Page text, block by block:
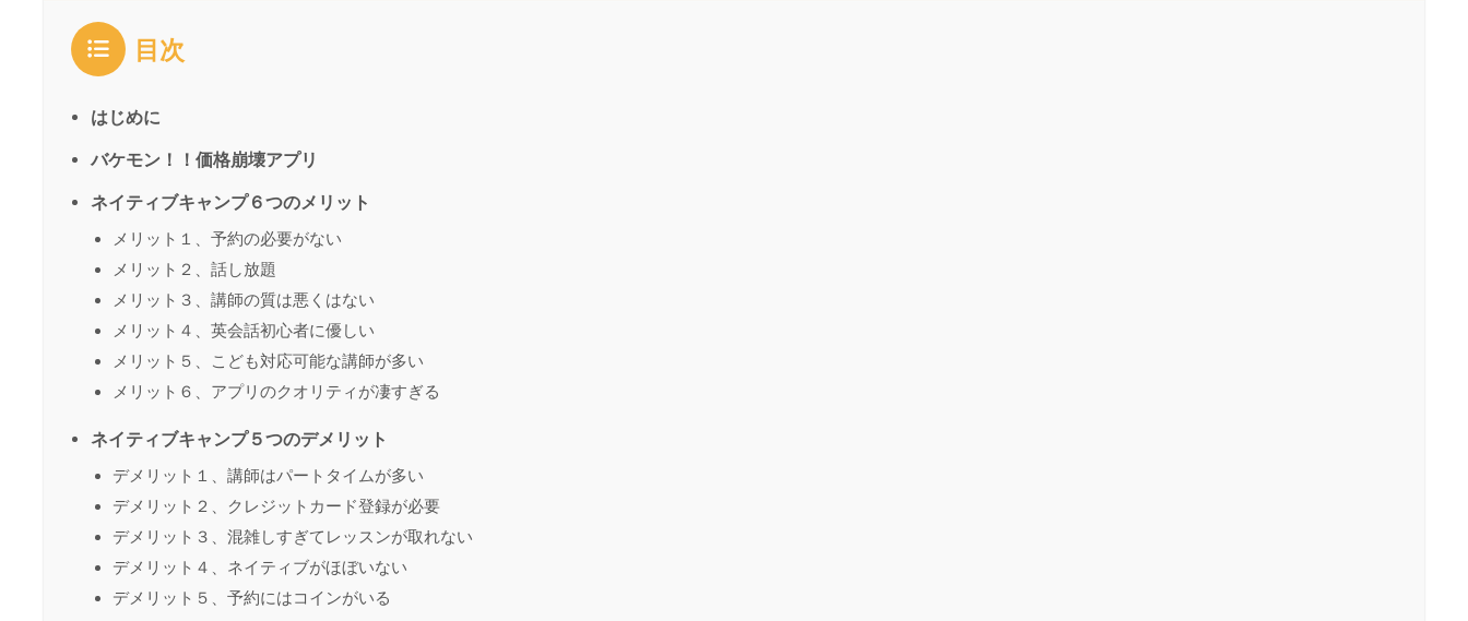
目次
はじめに
バケモン！！価格崩壊アプリ
ネイティブキャンプ６つのメリット
メリット１、予約の必要がない
メリット２、話し放題
メリット３、講師の質は悪くはない
メリット４、英会話初心者に優しい
メリット５、こども対応可能な講師が多い
メリット６、アプリのクオリティが凄すぎる
ネイティブキャンプ５つのデメリット
デメリット１、講師はパートタイムが多い
デメリット２、クレジットカード登録が必要
デメリット３、混雑しすぎてレッスンが取れない
デメリット４、ネイティブがほぼいない
デメリット５、予約にはコインがいる